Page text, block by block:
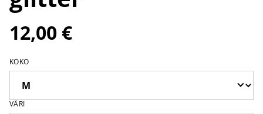
12,00 €
KOKO
VÄRI